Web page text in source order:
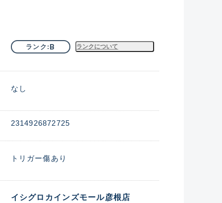
ランク B ランクについて
なし
2314926872725
トリガー傷あり
イシグロカインズモール彦根店